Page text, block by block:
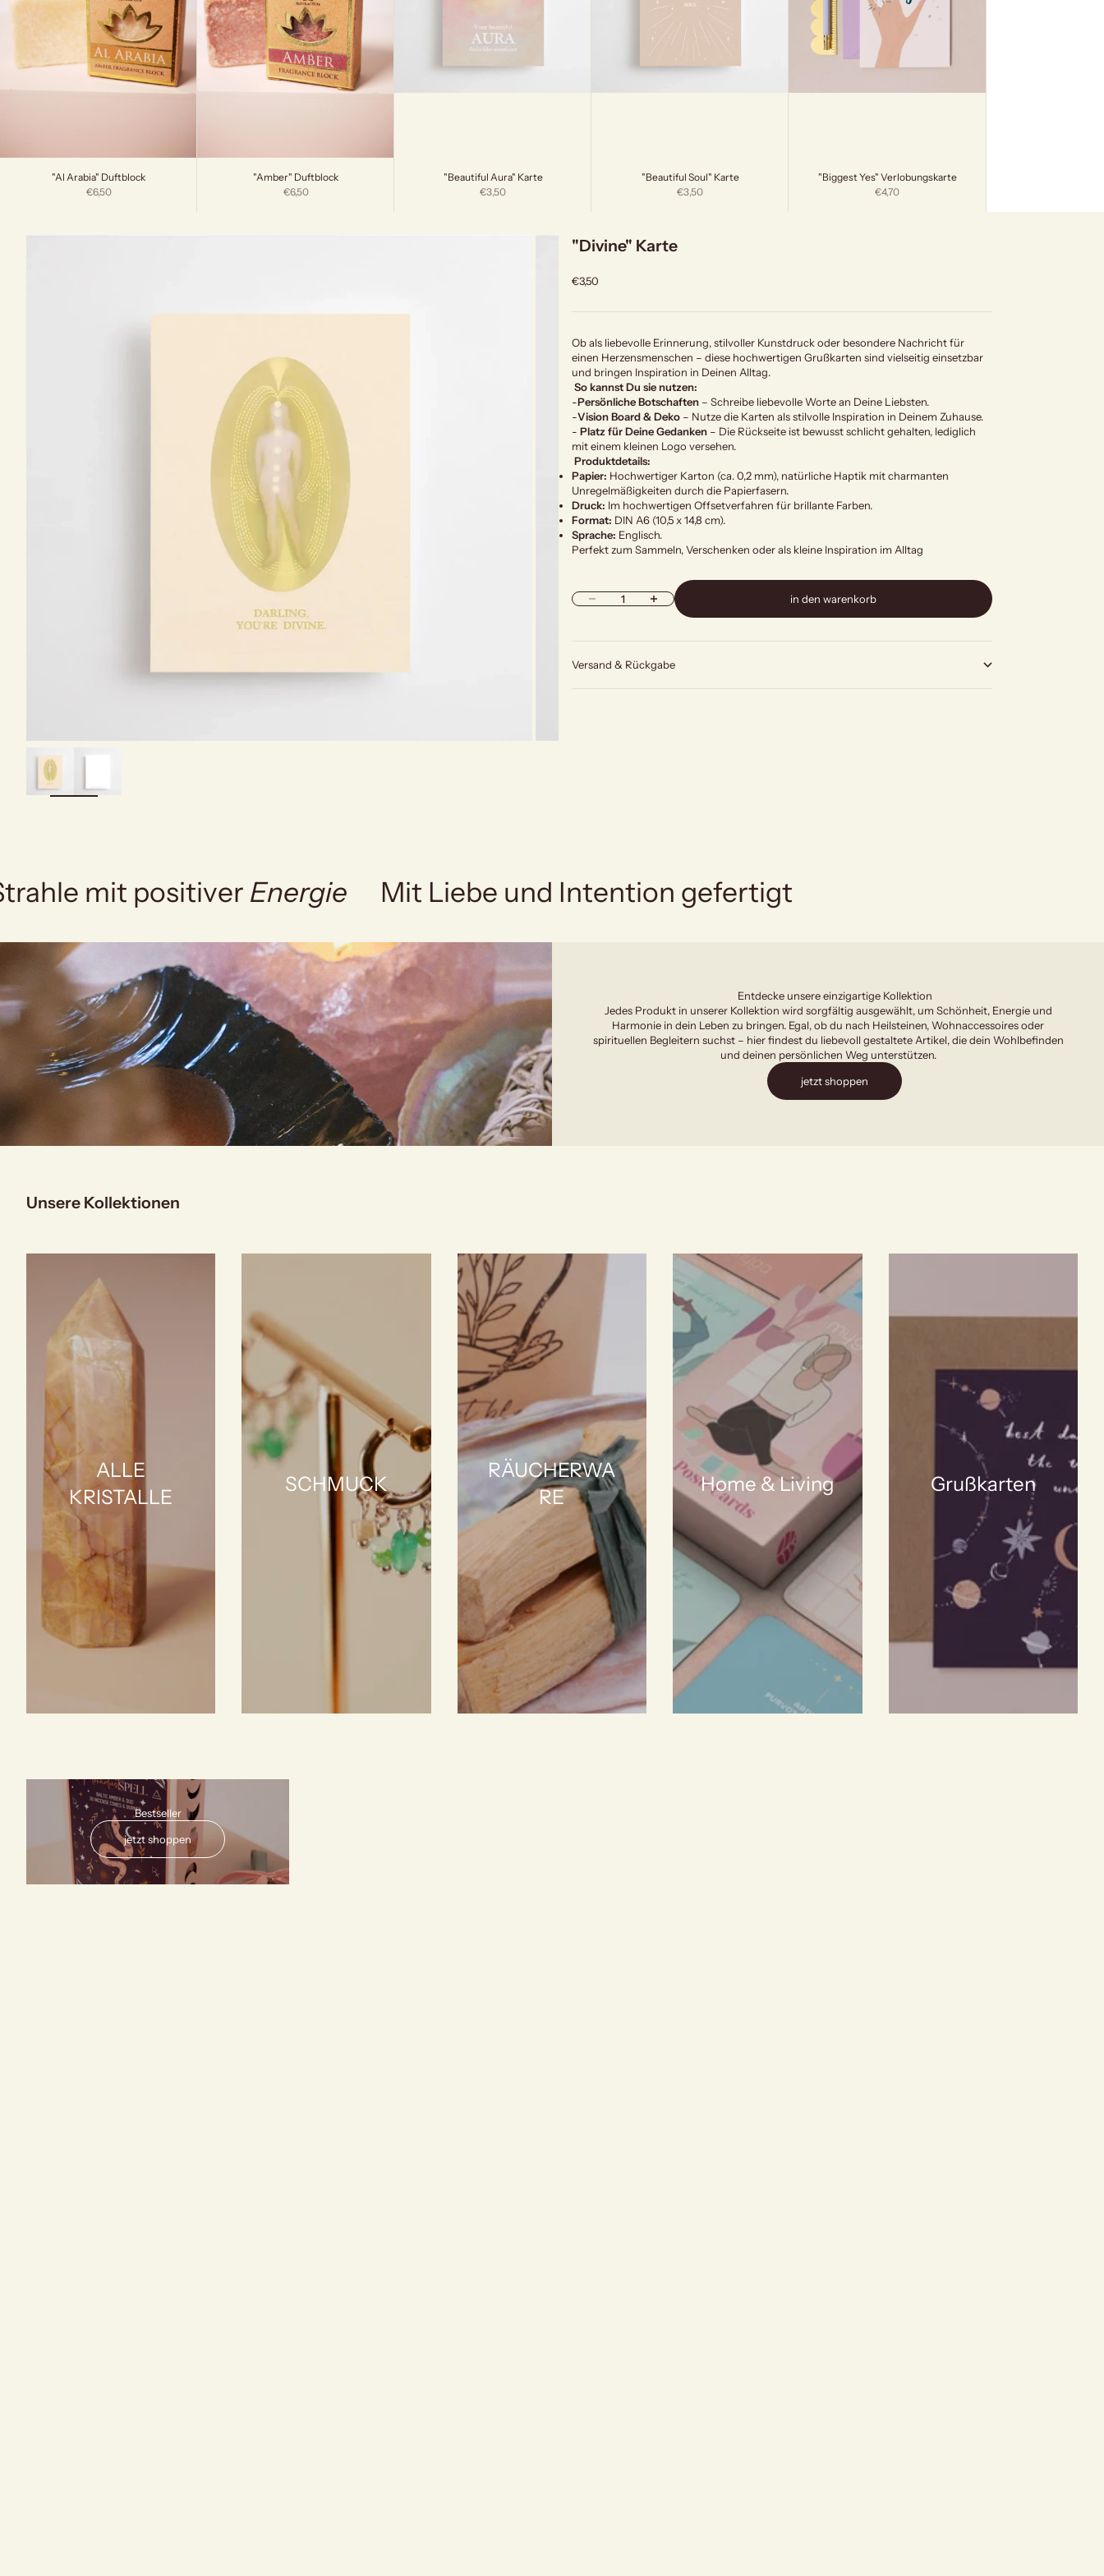
"Al Arabia" Duftblock
Angebot
€6,50
"Amber" Duftblock
Angebot
€6,50
"Beautiful Aura" Karte
Angebot
€3,50
"Beautiful Soul" Karte
Angebot
€3,50
"Biggest Yes" Verlobungskarte
Angebot
€4,70
"Divine" Karte
Angebot
€3,50
Ob als liebevolle Erinnerung, stilvoller Kunstdruck oder besondere Nachricht für
einen Herzensmenschen – diese hochwertigen Grußkarten sind vielseitig einsetzbar
und bringen Inspiration in Deinen Alltag.
So kannst Du sie nutzen:
-Persönliche Botschaften – Schreibe liebevolle Worte an Deine Liebsten.
-Vision Board & Deko – Nutze die Karten als stilvolle Inspiration in Deinem Zuhause.
- Platz für Deine Gedanken – Die Rückseite ist bewusst schlicht gehalten, lediglich
mit einem kleinen Logo versehen.
Produktdetails:
Papier: Hochwertiger Karton (ca. 0,2 mm), natürliche Haptik mit charmanten
Unregelmäßigkeiten durch die Papierfasern.
Druck: Im hochwertigen Offsetverfahren für brillante Farben.
Format: DIN A6 (10,5 x 14,8 cm).
Sprache: Englisch.
Perfekt zum Sammeln, Verschenken oder als kleine Inspiration im Alltag
Anzahl verringernAnzahl erhöhen in den warenkorb
Versand & Rückgabe
mit positiver Energie Mit Liebe und Intention gefertigt
Entdecke unsere einzigartige Kollektion
Jedes Produkt in unserer Kollektion wird sorgfältig ausgewählt, um Schönheit, Energie und
Harmonie in dein Leben zu bringen. Egal, ob du nach Heilsteinen, Wohnaccessoires oder
spirituellen Begleitern suchst – hier findest du liebevoll gestaltete Artikel, die dein Wohlbefinden
und deinen persönlichen Weg unterstützen.
jetzt shoppen
Unsere Kollektionen
ALLE
KRISTALLE
SCHMUCK
RÄUCHERWA
RE
Home & Living Grußkarten
Bestseller
jetzt shoppen